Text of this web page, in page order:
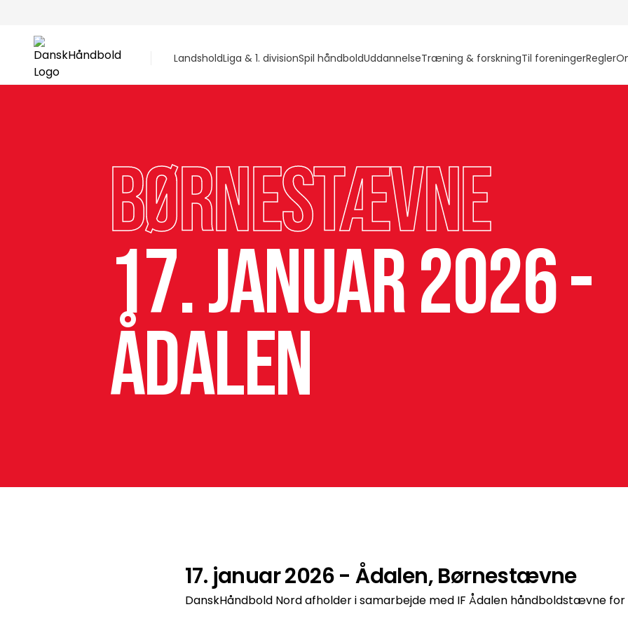
LandsholdLiga & 1. divisionSpil håndboldUddannelseTræning & forskningTil foreningerRegler
Børnestævne
17. januar 2026 -
Ådalen
17. januar 2026 - Ådalen, Børnestævne
DanskHåndbold Nord afholder i samarbejde med IF Ådalen håndboldstævne for